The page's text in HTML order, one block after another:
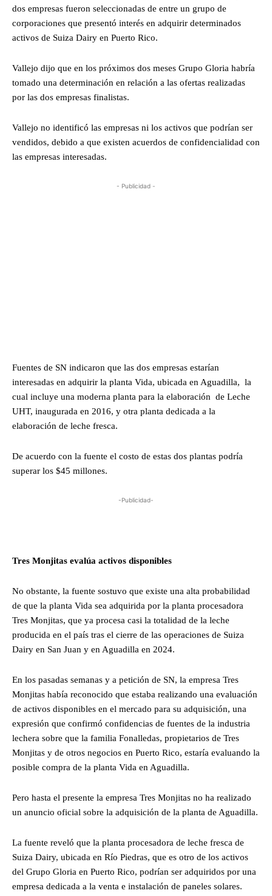
dos empresas fueron seleccionadas de entre un grupo de
corporaciones que presentó interés en adquirir determinados
activos de Suiza Dairy en Puerto Rico.
Vallejo dijo que en los próximos dos meses Grupo Gloria habría
tomado una determinación en relación a las ofertas realizadas
por las dos empresas finalistas.
Vallejo no identificó las empresas ni los activos que podrían ser
vendidos, debido a que existen acuerdos de confidencialidad con
las empresas interesadas.
- Publicidad -
Fuentes de SN indicaron que las dos empresas estarían
interesadas en adquirir la planta Vida, ubicada en Aguadilla, la
cual incluye una moderna planta para la elaboración de Leche
UHT, inaugurada en 2016, y otra planta dedicada a la
elaboración de leche fresca.
De acuerdo con la fuente el costo de estas dos plantas podría
superar los $45 millones.
-Publicidad-
Tres Monjitas evalúa activos disponibles
No obstante, la fuente sostuvo que existe una alta probabilidad
de que la planta Vida sea adquirida por la planta procesadora
Tres Monjitas, que ya procesa casi la totalidad de la leche
producida en el país tras el cierre de las operaciones de Suiza
Dairy en San Juan y en Aguadilla en 2024.
En los pasadas semanas y a petición de SN, la empresa Tres
Monjitas había reconocido que estaba realizando una evaluación
de activos disponibles en el mercado para su adquisición, una
expresión que confirmó confidencias de fuentes de la industria
lechera sobre que la familia Fonalledas, propietarios de Tres
Monjitas y de otros negocios en Puerto Rico, estaría evaluando la
posible compra de la planta Vida en Aguadilla.
Pero hasta el presente la empresa Tres Monjitas no ha realizado
un anuncio oficial sobre la adquisición de la planta de Aguadilla.
La fuente reveló que la planta procesadora de leche fresca de
Suiza Dairy, ubicada en Río Piedras, que es otro de los activos
del Grupo Gloria en Puerto Rico, podrían ser adquiridos por una
empresa dedicada a la venta e instalación de paneles solares.